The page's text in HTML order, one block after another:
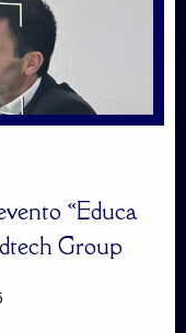
«Educa
Group